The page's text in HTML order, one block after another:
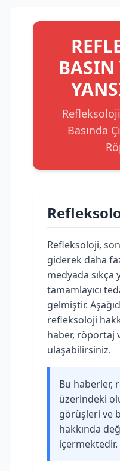
BASIN
Basında
Refleksoloji,
giderek daha
medyada
tamamlayıcı
gelmiştir.
refleksoloji
haber, röportaj
ulaşabilirsiniz.
Bu haberler,
üzerindeki
görüşleri ve
hakkında
içermektedir.